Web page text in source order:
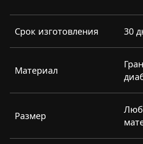
Срок изготовления 30
Материал
Размер